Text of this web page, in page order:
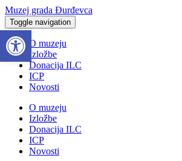
Muzej grada Đurđevca
Toggle navigation
O muzeju
Izložbe
Donacija ILC
ICP
Novosti
O muzeju
Izložbe
Donacija ILC
ICP
Novosti
Open toolbar